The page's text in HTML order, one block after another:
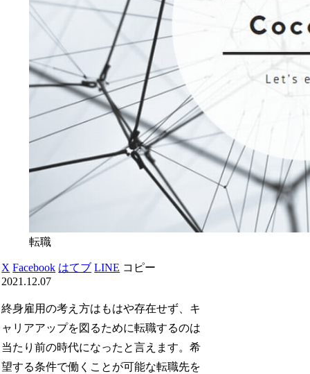
転職
X Facebook はてブ LINE コピー
2021.12.07
終身雇用の考え方はもはや存在せず、キ
ャリアアップを図るために転職するのは
当たり前の時代になったと言えます。希
望する条件で働くことが可能な転職先を